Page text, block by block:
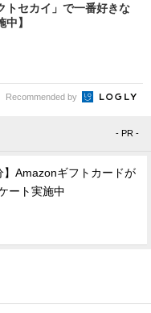
トセカイ」で一番好きな
】
Recommended by
- PR -
】Amazonギフトカードが
ート実施中